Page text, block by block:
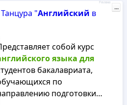
"Английский в
собой курс
языка для
бакалавриата,
по
подготовки…
Реклама
...